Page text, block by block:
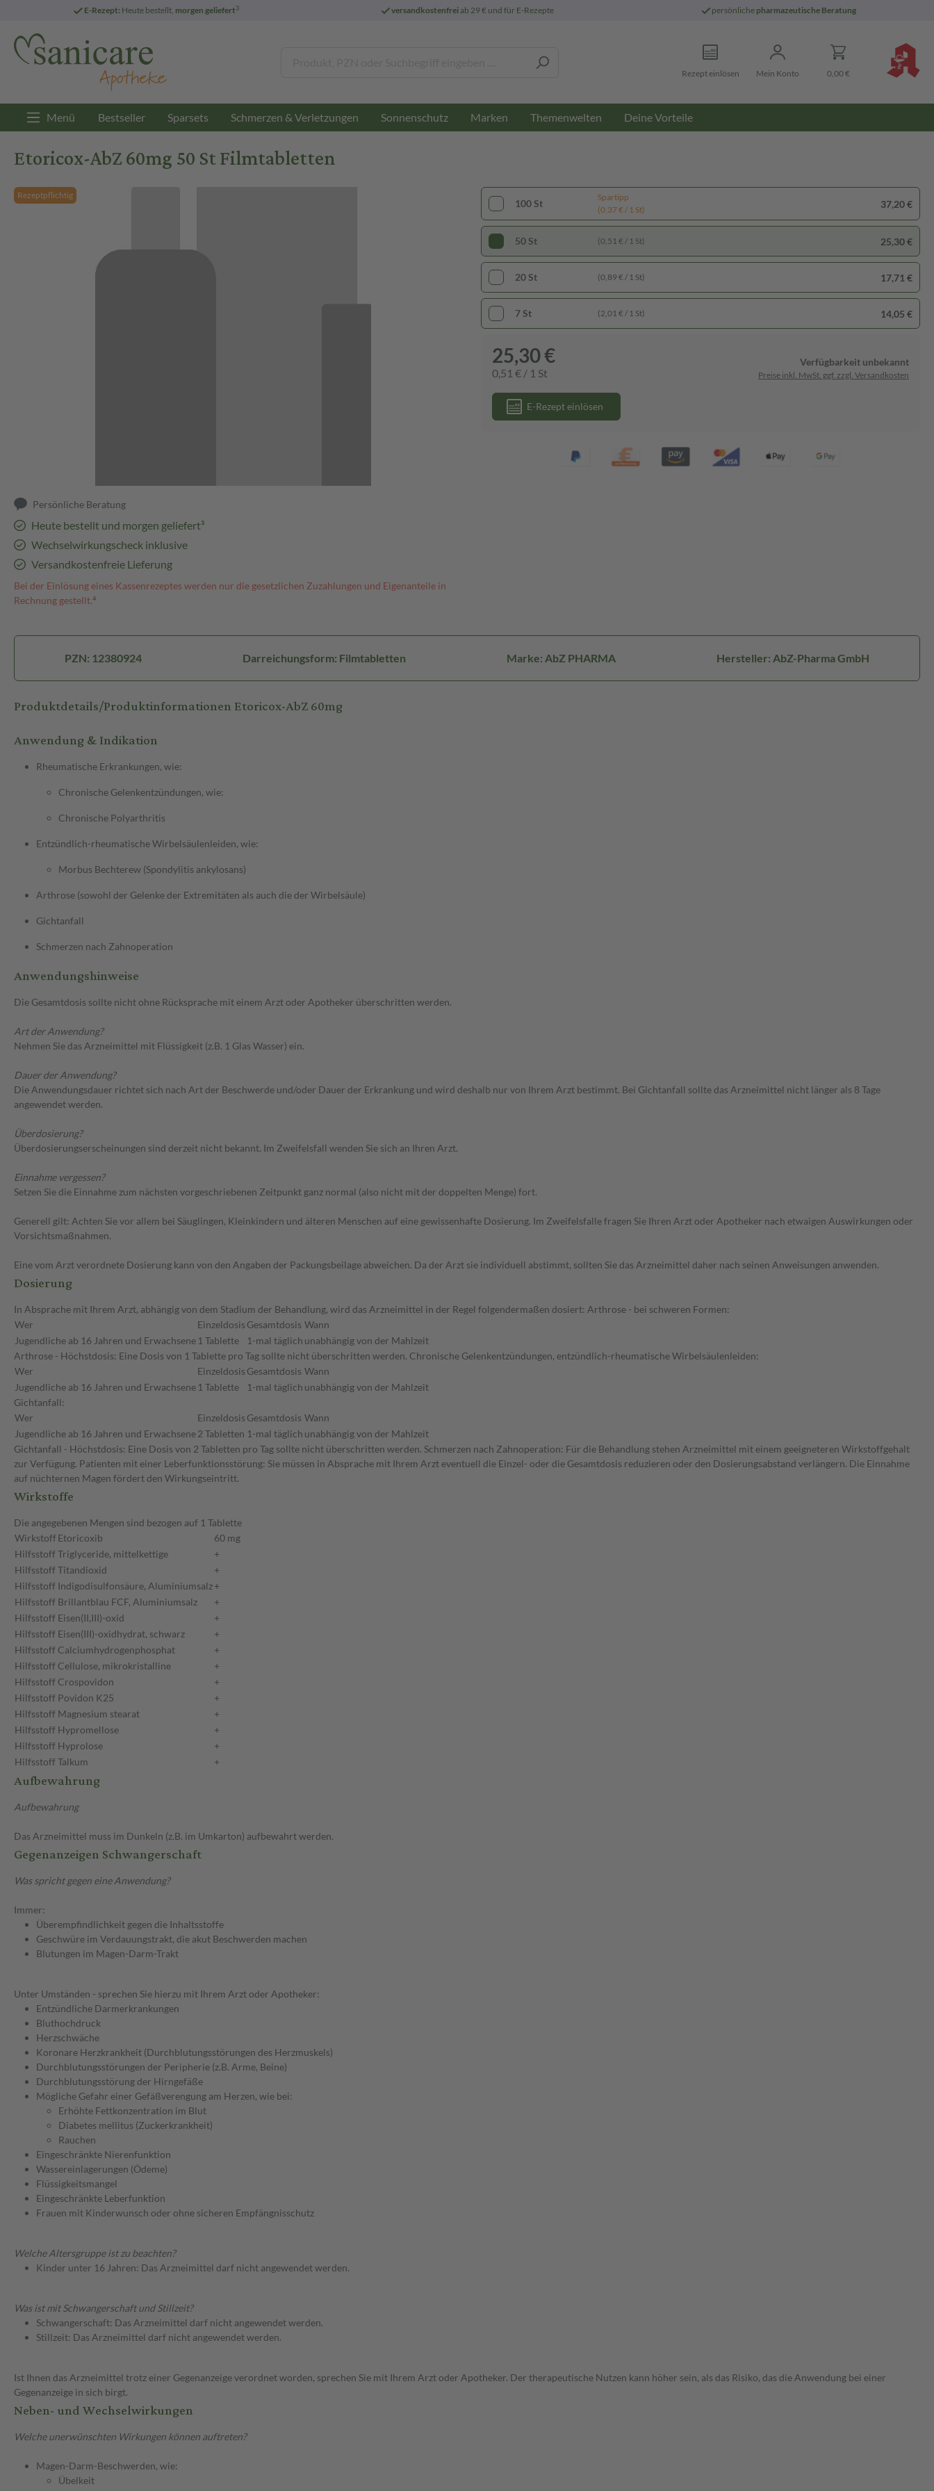
E-Rezept: Heute bestellt, morgen geliefert3 versandkostenfreiab 29 € und für E-Rezepte persönliche pharmazeutische Beratung
Rezept einlösen Mein Konto 0,00 €
Menü Bestseller Sparsets Schmerzen & Verletzungen Sonnenschutz Marken Themenwelten Deine Vorteile
Etoricox-AbZ 60mg 50 St Filmtabletten
Rezeptpflichtig
Persönliche Beratung
Heute bestellt und morgen geliefert³
Wechselwirkungscheck inklusive
Versandkostenfreie Lieferung
Bei der Einlösung eines Kassenrezeptes werden nur die gesetzlichen Zuzahlungen und Eigenanteile in
Rechnung gestellt.⁴
100 St
Spartipp
(0,37 € / 1 St)
37,20 €
50 St (0,51 € / 1 St) 25,30 €
20 St (0,89 € / 1 St) 17,71 €
7 St (2,01 € / 1 St) 14,05 €
25,30 €
0,51 € / 1 St
Verfügbarkeit unbekannt
Preise inkl. MwSt. ggf. zzgl. Versandkosten
E-Rezept einlösen
PZN: 12380924 Darreichungsform: Filmtabletten Marke: AbZ PHARMA Hersteller: AbZ-Pharma GmbH
Produktdetails/Produktinformationen Etoricox-AbZ 60mg
Anwendung & Indikation
Rheumatische Erkrankungen, wie:
Chronische Gelenkentzündungen, wie:
Chronische Polyarthritis
Entzündlich-rheumatische Wirbelsäulenleiden, wie:
Morbus Bechterew (Spondylitis ankylosans)
Arthrose (sowohl der Gelenke der Extremitäten als auch die der Wirbelsäule)
Gichtanfall
Schmerzen nach Zahnoperation
Anwendungshinweise
Die Gesamtdosis sollte nicht ohne Rücksprache mit einem Arzt oder Apotheker überschritten werden.
Art der Anwendung?
Nehmen Sie das Arzneimittel mit Flüssigkeit (z.B. 1 Glas Wasser) ein.
Dauer der Anwendung?
Die Anwendungsdauer richtet sich nach Art der Beschwerde und/oder Dauer der Erkrankung und wird deshalb nur von Ihrem Arzt bestimmt. Bei Gichtanfall sollte das Arzneimittel nicht länger als 8 Tage
angewendet werden.
Überdosierung?
Überdosierungserscheinungen sind derzeit nicht bekannt. Im Zweifelsfall wenden Sie sich an Ihren Arzt.
Einnahme vergessen?
Setzen Sie die Einnahme zum nächsten vorgeschriebenen Zeitpunkt ganz normal (also nicht mit der doppelten Menge) fort.
Generell gilt: Achten Sie vor allem bei Säuglingen, Kleinkindern und älteren Menschen auf eine gewissenhafte Dosierung. Im Zweifelsfalle fragen Sie Ihren Arzt oder Apotheker nach etwaigen Auswirkungen oder
Vorsichtsmaßnahmen.
Eine vom Arzt verordnete Dosierung kann von den Angaben der Packungsbeilage abweichen. Da der Arzt sie individuell abstimmt, sollten Sie das Arzneimittel daher nach seinen Anweisungen anwenden.
Dosierung
In Absprache mit Ihrem Arzt, abhängig von dem Stadium der Behandlung, wird das Arzneimittel in der Regel folgendermaßen dosiert: Arthrose - bei schweren Formen:
Wer
Einzeldosis Gesamtdosis Wann
Jugendliche ab 16 Jahren und Erwachsene 1 Tablette 1-mal täglich unabhängig von der Mahlzeit
Arthrose - Höchstdosis: Eine Dosis von 1 Tablette pro Tag sollte nicht überschritten werden. Chronische Gelenkentzündungen, entzündlich-rheumatische Wirbelsäulenleiden:
Wer
Einzeldosis Gesamtdosis Wann
Jugendliche ab 16 Jahren und Erwachsene 1 Tablette 1-mal täglich unabhängig von der Mahlzeit
Gichtanfall:
Wer
Einzeldosis Gesamtdosis Wann
Jugendliche ab 16 Jahren und Erwachsene2 Tabletten 1-mal täglich unabhängig von der Mahlzeit
Gichtanfall - Höchstdosis: Eine Dosis von 2 Tabletten pro Tag sollte nicht überschritten werden. Schmerzen nach Zahnoperation: Für die Behandlung stehen Arzneimittel mit einem geeigneteren Wirkstoffgehalt
zur Verfügung. Patienten mit einer Leberfunktionsstörung: Sie müssen in Absprache mit Ihrem Arzt eventuell die Einzel- oder die Gesamtdosis reduzieren oder den Dosierungsabstand verlängern. Die Einnahme
auf nüchternen Magen fördert den Wirkungseintritt.
Wirkstoffe
Die angegebenen Mengen sind bezogen auf 1 Tablette
WirkstoffEtoricoxib
60 mg
HilfsstoffTriglyceride, mittelkettige
+
HilfsstoffTitandioxid
+
Hilfsstoff Indigodisulfonsäure, Aluminiumsalz+
Hilfsstoff Brillantblau FCF, Aluminiumsalz
+
Hilfsstoff Eisen(II,III)-oxid
+
Hilfsstoff Eisen(III)-oxidhydrat, schwarz
+
Hilfsstoff Calciumhydrogenphosphat
+
Hilfsstoff Cellulose, mikrokristalline
+
Hilfsstoff Crospovidon
+
Hilfsstoff Povidon K25
+
Hilfsstoff Magnesium stearat
+
Hilfsstoff Hypromellose
+
Hilfsstoff Hyprolose
+
HilfsstoffTalkum +
Aufbewahrung
Aufbewahrung
Das Arzneimittel muss im Dunkeln (z.B. im Umkarton) aufbewahrt werden.
Gegenanzeigen Schwangerschaft
Was spricht gegen eine Anwendung?
Immer:
Überempfindlichkeit gegen die Inhaltsstoffe
Geschwüre im Verdauungstrakt, die akut Beschwerden machen
Blutungen im Magen-Darm-Trakt
Unter Umständen - sprechen Sie hierzu mit Ihrem Arzt oder Apotheker:
Entzündliche Darmerkrankungen
Bluthochdruck
Herzschwäche
Koronare Herzkrankheit (Durchblutungsstörungen des Herzmuskels)
Durchblutungsstörungen der Peripherie (z.B. Arme, Beine)
Durchblutungsstörung der Hirngefäße
Mögliche Gefahr einer Gefäßverengung am Herzen, wie bei:
Erhöhte Fettkonzentration im Blut
Diabetes mellitus (Zuckerkrankheit)
Rauchen
Eingeschränkte Nierenfunktion
Wassereinlagerungen (Ödeme)
Flüssigkeitsmangel
Eingeschränkte Leberfunktion
Frauen mit Kinderwunsch oder ohne sicheren Empfängnisschutz
Welche Altersgruppe ist zu beachten?
Kinder unter 16 Jahren: Das Arzneimittel darf nicht angewendet werden.
Was ist mit Schwangerschaft und Stillzeit?
Schwangerschaft: Das Arzneimittel darf nicht angewendet werden.
Stillzeit: Das Arzneimittel darf nicht angewendet werden.
Ist Ihnen das Arzneimittel trotz einer Gegenanzeige verordnet worden, sprechen Sie mit Ihrem Arzt oder Apotheker. Der therapeutische Nutzen kann höher sein, als das Risiko, das die Anwendung bei einer
Gegenanzeige in sich birgt.
Neben- und Wechselwirkungen
Welche unerwünschten Wirkungen können auftreten?
Magen-Darm-Beschwerden, wie:
Übelkeit